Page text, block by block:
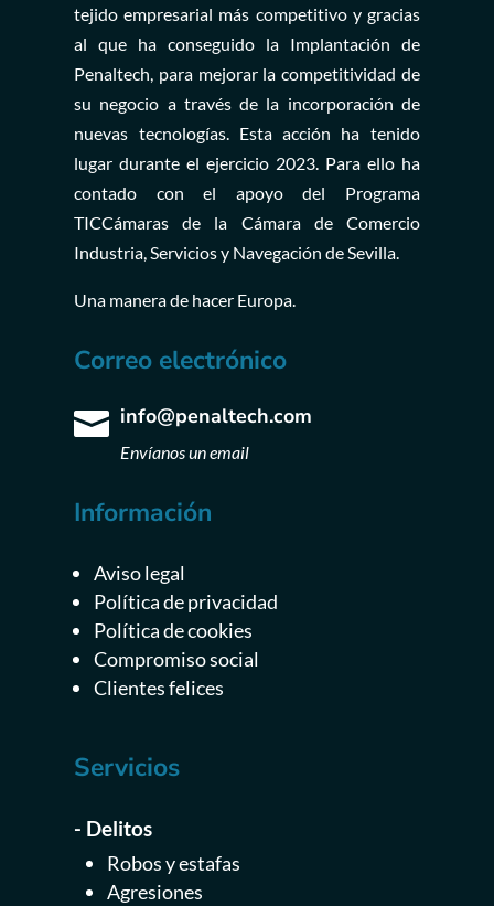
tejido empresarial más competitivo y gracias
al que ha conseguido la Implantación de
Penaltech, para mejorar la competitividad de
su negocio a través de la incorporación de
nuevas tecnologías. Esta acción ha tenido
lugar durante el ejercicio 2023. Para ello ha
contado con el apoyo del Programa
TICCámaras de la Cámara de Comercio
Industria, Servicios y Navegación de Sevilla.
Una manera de hacer Europa.
Correo electrónico
 info@penaltech.com
Envíanos un email
Información
Aviso legal
Política de privacidad
Política de cookies
Compromiso social
Clientes felices
Servicios
- Delitos
Robos y estafas
Agresiones